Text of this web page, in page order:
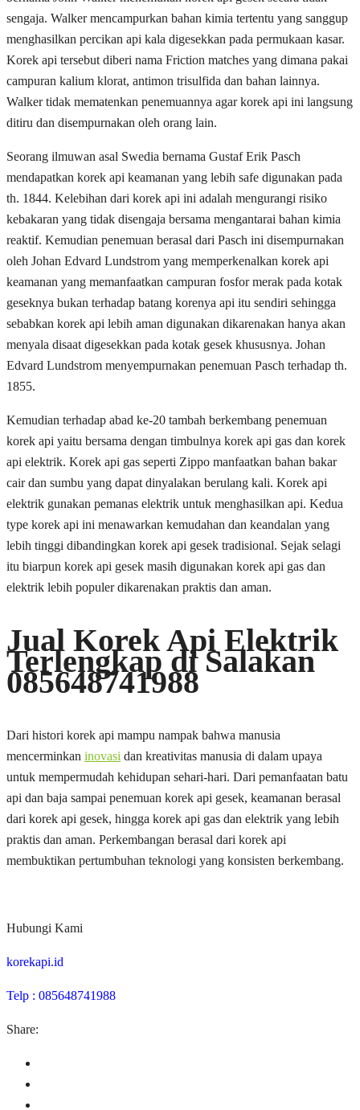
sengaja. Walker mencampurkan bahan kimia tertentu yang sanggup
menghasilkan percikan api kala digesekkan pada permukaan kasar.
Korek api tersebut diberi nama Friction matches yang dimana pakai
campuran kalium klorat, antimon trisulfida dan bahan lainnya.
Walker tidak mematenkan penemuannya agar korek api ini langsung
ditiru dan disempurnakan oleh orang lain.
Seorang ilmuwan asal Swedia bernama Gustaf Erik Pasch
mendapatkan korek api keamanan yang lebih safe digunakan pada
th. 1844. Kelebihan dari korek api ini adalah mengurangi risiko
kebakaran yang tidak disengaja bersama mengantarai bahan kimia
reaktif. Kemudian penemuan berasal dari Pasch ini disempurnakan
oleh Johan Edvard Lundstrom yang memperkenalkan korek api
keamanan yang memanfaatkan campuran fosfor merak pada kotak
geseknya bukan terhadap batang korenya api itu sendiri sehingga
sebabkan korek api lebih aman digunakan dikarenakan hanya akan
menyala disaat digesekkan pada kotak gesek khususnya. Johan
Edvard Lundstrom menyempurnakan penemuan Pasch terhadap th.
1855.
Kemudian terhadap abad ke-20 tambah berkembang penemuan
korek api yaitu bersama dengan timbulnya korek api gas dan korek
api elektrik. Korek api gas seperti Zippo manfaatkan bahan bakar
cair dan sumbu yang dapat dinyalakan berulang kali. Korek api
elektrik gunakan pemanas elektrik untuk menghasilkan api. Kedua
type korek api ini menawarkan kemudahan dan keandalan yang
lebih tinggi dibandingkan korek api gesek tradisional. Sejak selagi
itu biarpun korek api gesek masih digunakan korek api gas dan
elektrik lebih populer dikarenakan praktis dan aman.
Jual Korek Api Elektrik
Terlengkap di Salakan
085648741988
Dari histori korek api mampu nampak bahwa manusia
mencerminkan inovasi dan kreativitas manusia di dalam upaya
untuk mempermudah kehidupan sehari-hari. Dari pemanfaatan batu
api dan baja sampai penemuan korek api gesek, keamanan berasal
dari korek api gesek, hingga korek api gas dan elektrik yang lebih
praktis dan aman. Perkembangan berasal dari korek api
membuktikan pertumbuhan teknologi yang konsisten berkembang.
Hubungi Kami
korekapi.id
Telp : 085648741988
Share: